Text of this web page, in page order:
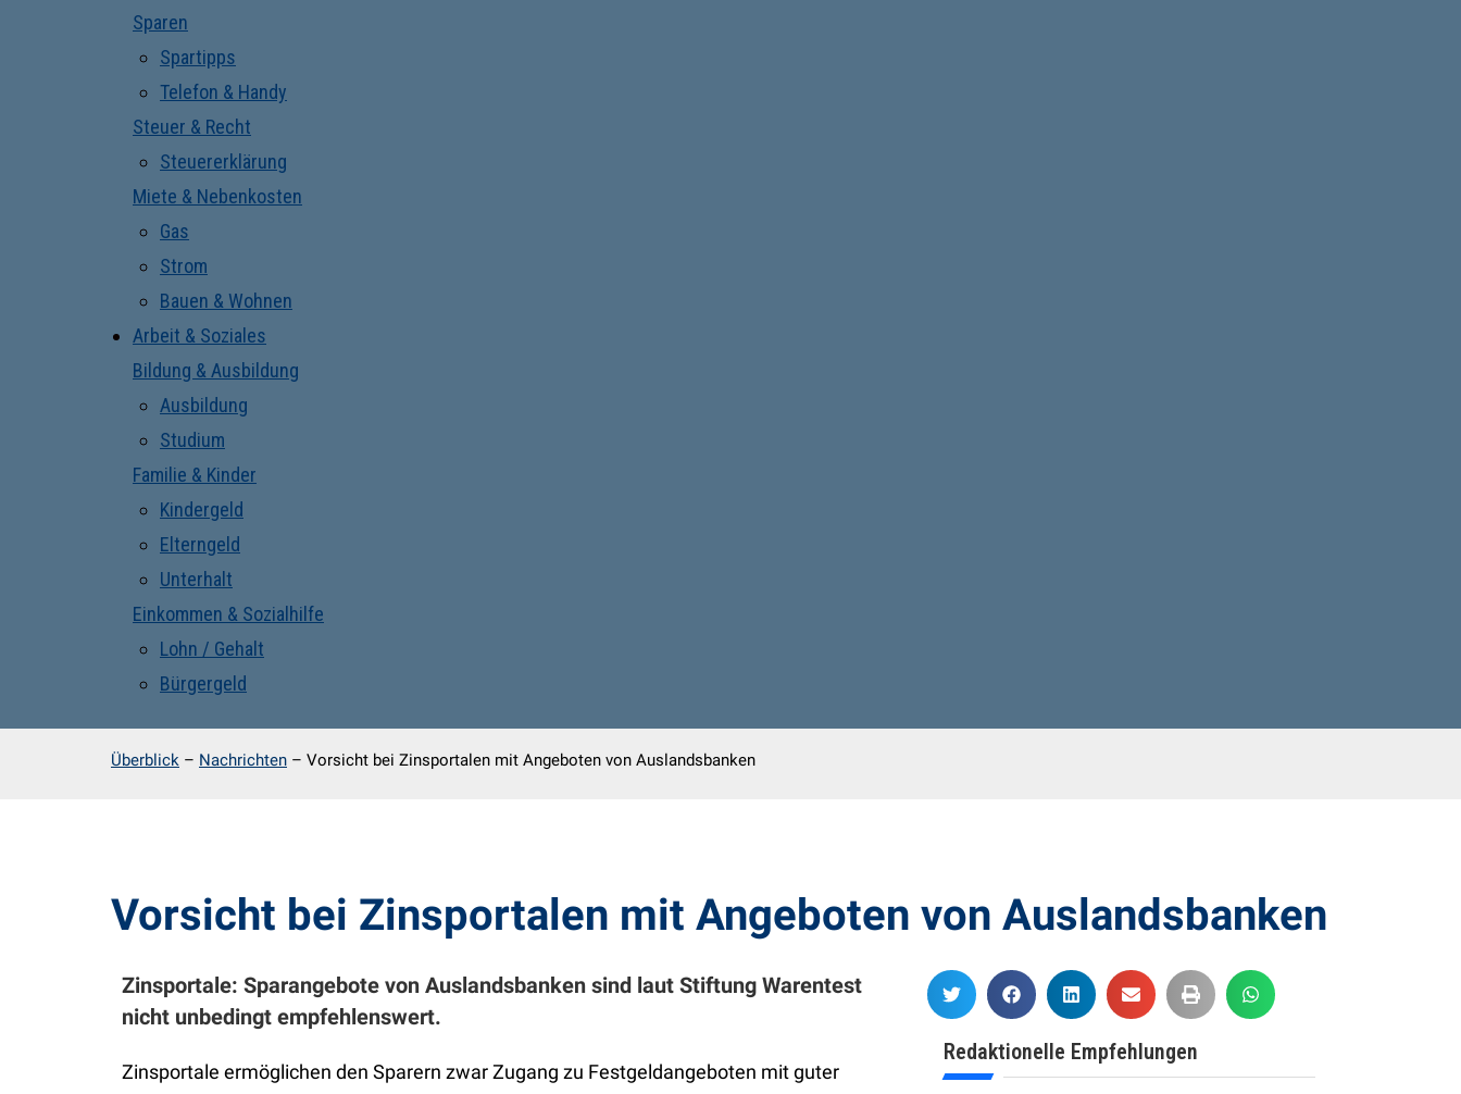
Sparen
Spartipps
Telefon & Handy
Steuer & Recht
Steuererklärung
Miete & Nebenkosten
Gas
Strom
Bauen & Wohnen
Arbeit & Soziales
Bildung & Ausbildung
Ausbildung
Studium
Familie & Kinder
Kindergeld
Elterngeld
Unterhalt
Einkommen & Sozialhilfe
Lohn / Gehalt
Bürgergeld
Überblick – Nachrichten – Vorsicht bei Zinsportalen mit Angeboten von Auslandsbanken
Vorsicht bei Zinsportalen mit Angeboten von Auslandsbanken
Zinsportale: Sparangebote von Auslandsbanken sind laut Stiftung Warentest
nicht unbedingt empfehlenswert.
Zinsportale ermöglichen den Sparern zwar Zugang zu Festgeldangeboten mit guter
Redaktionelle Empfehlungen